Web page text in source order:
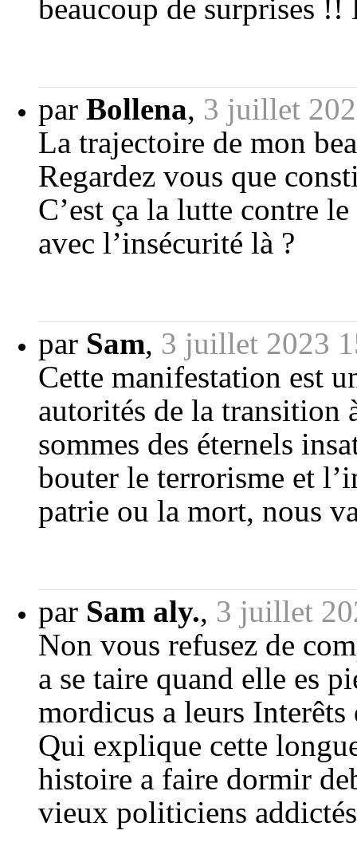
beaucoup de surprises
par Bollena, 3 juillet
La trajectoire de mon
Regardez vous que
C’est ça la lutte contre
avec l’insécurité là ?
par Sam, 3 juillet 2023
Cette manifestation est
autorités de la transition
sommes des éternels
bouter le terrorisme et
patrie ou la mort, nous
par Sam aly., 3 juillet
Non vous refusez de
a se taire quand elle es
mordicus a leurs Interêts
Qui explique cette
histoire a faire dormir
vieux politiciens